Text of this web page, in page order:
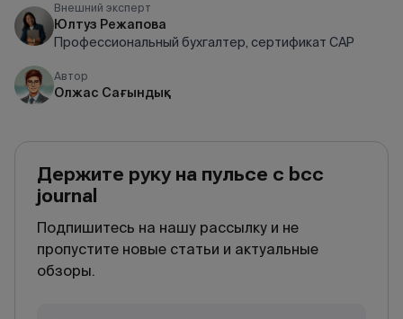
Внешний эксперт
Юлтуз Режапова
Профессиональный бухгалтер, сертификат САР
Автор
Олжас Сағындық
Держите руку на пульсе с bcc
journal
Подпишитесь на нашу рассылку и не
пропустите новые статьи и актуальные
обзоры.